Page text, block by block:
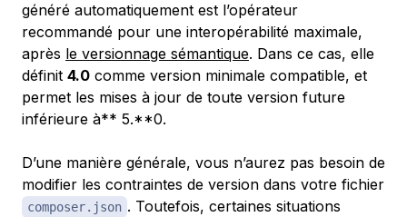
généré automatiquement est l’opérateur
recommandé pour une interopérabilité maximale,
après le versionnage sémantique. Dans ce cas, elle
définit 4.0 comme version minimale compatible, et
permet les mises à jour de toute version future
inférieure à** 5.**0.
D’une manière générale, vous n’aurez pas besoin de
modifier les contraintes de version dans votre fichier
composer.json . Toutefois, certaines situations